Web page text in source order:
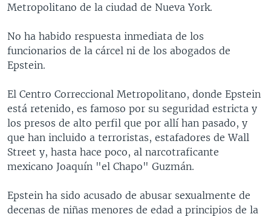
Metropolitano de la ciudad de Nueva York.
No ha habido respuesta inmediata de los
funcionarios de la cárcel ni de los abogados de
Epstein.
El Centro Correccional Metropolitano, donde Epstein
está retenido, es famoso por su seguridad estricta y
los presos de alto perfil que por allí han pasado, y
que han incluido a terroristas, estafadores de Wall
Street y, hasta hace poco, al narcotraficante
mexicano Joaquín "el Chapo" Guzmán.
Epstein ha sido acusado de abusar sexualmente de
decenas de niñas menores de edad a principios de la